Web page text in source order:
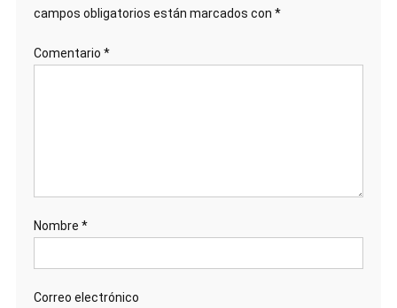
campos obligatorios están marcados con *
Comentario *
Nombre *
Correo electrónico